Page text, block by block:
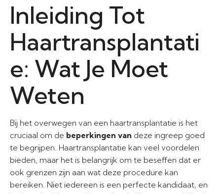
Inleiding Tot
Haartransplantati
e: Wat Je Moet
Weten
Bij het overwegen van een haartransplantatie is het
cruciaal om de beperkingen van deze ingreep goed
te begrijpen. Haartransplantatie kan veel voordelen
bieden, maar het is belangrijk om te beseffen dat er
ook grenzen zijn aan wat deze procedure kan
bereiken. Niet iedereen is een perfecte kandidaat, en